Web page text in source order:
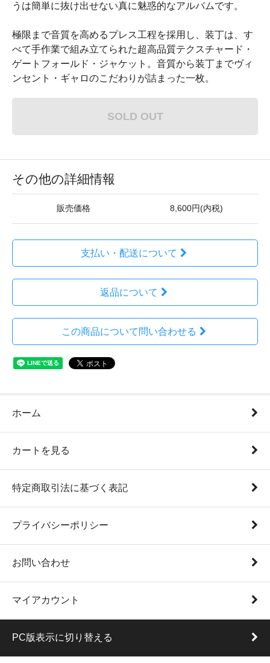
うは簡単に抜け出せない真に魅惑的なアルバムです。
極限まで音質を高めるプレス工程を採用し、装丁は、す
べて手作業で組み立てられた超高品質テクスチャード・
ゲートフォールド・ジャケット。音質から装丁までヴィ
ンセント・ギャロのこだわりが詰まった一枚。
SOLD OUT
その他の詳細情報
販売価格 8,600円(内税)
支払い・配送について
返品について
この商品について問い合わせる
ホーム
カートを見る
特定商取引法に基づく表記
プライバシーポリシー
お問い合わせ
マイアカウント
PC版表示に切り替える